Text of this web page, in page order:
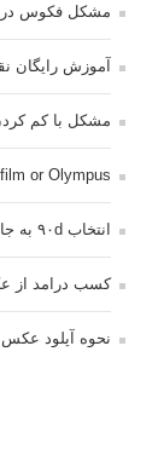
مشکل فکوس در لنز ۳۵
آموزش رایگان
مشکل با کم
or Olympus
انتخاب ۹۰d به جای ۸۰d یا خرید لنز؟
کسب درامد از
نحوه آپلود عکس